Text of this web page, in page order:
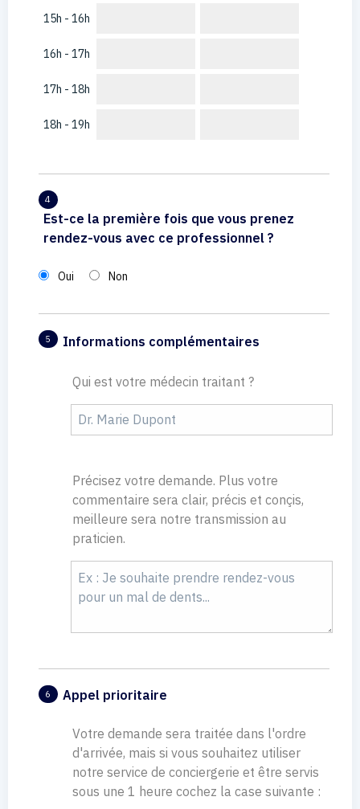
15h - 16h
16h - 17h
17h - 18h
18h - 19h
4
Est-ce la première fois que vous prenez
rendez-vous avec ce professionnel ?
Oui Non
5 Informations complémentaires
Qui est votre médecin traitant ?
Précisez votre demande. Plus votre
commentaire sera clair, précis et conçis,
meilleure sera notre transmission au
praticien.
6 Appel prioritaire
Votre demande sera traitée dans l'ordre
d'arrivée, mais si vous souhaitez utiliser
notre service de conciergerie et être servis
sous une 1 heure cochez la case suivante :